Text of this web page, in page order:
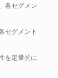
各セグメン
セグメント
を定量的に